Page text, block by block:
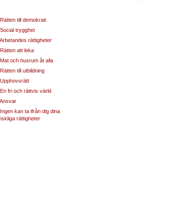
till demokrati
trygghet
rättigheter
att leka
och husrum åt alla
till utbildning
fri och rättvis värld
kan ta ifrån dig dina
rättigheter